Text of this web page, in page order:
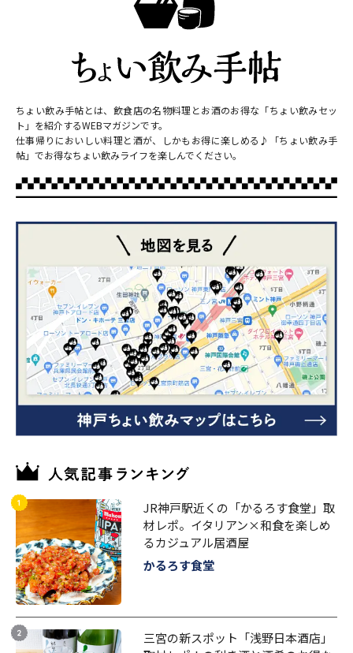
ちょい飲み手帖とは、飲食店の名物料理とお酒のお得な「ちょい飲みセッ
ト」を紹介するWEBマガジンです。
仕事帰りにおいしい料理と酒が、しかもお得に楽しめる♪「ちょい飲み手
帖」でお得なちょい飲みライフを楽しんでください。
JR神戸駅近くの「かるろす食堂」取
材レポ。イタリアン×和食を楽しめ
るカジュアル居酒屋
かるろす食堂
三宮の新スポット「浅野日本酒店」